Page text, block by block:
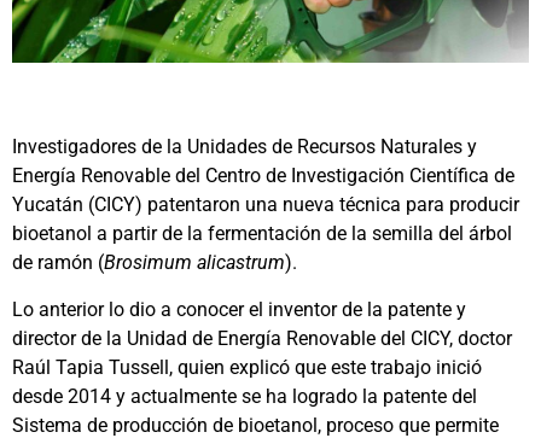
Investigadores de la Unidades de Recursos Naturales y
Energía Renovable del Centro de Investigación Científica de
Yucatán (CICY) patentaron una nueva técnica para producir
bioetanol a partir de la fermentación de la semilla del árbol
de ramón (Brosimum alicastrum).
Lo anterior lo dio a conocer el inventor de la patente y
director de la Unidad de Energía Renovable del CICY, doctor
Raúl Tapia Tussell, quien explicó que este trabajo inició
desde 2014 y actualmente se ha logrado la patente del
Sistema de producción de bioetanol, proceso que permite